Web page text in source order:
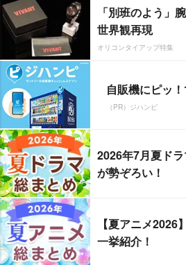
「別班のよう」
世界観再現
オリコンタイアップ特集
自販機にピッ
（PR）ジハンピ
2026年7月夏ド
が勢ぞろい！
【夏アニメ
一挙紹介！